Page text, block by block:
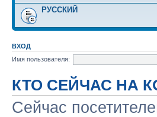
РУССКИЙ
ВХОД
Имя пользователя:
КТО СЕЙЧАС НА
Сейчас